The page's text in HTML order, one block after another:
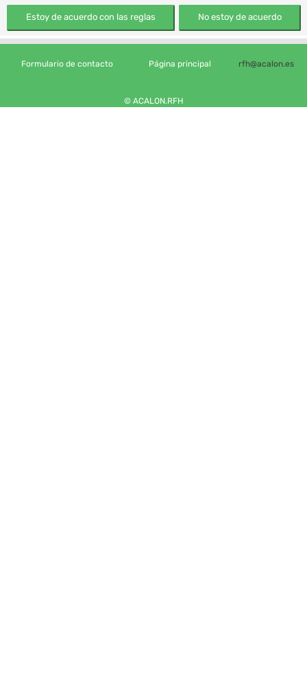
Formulario de contacto Página principal rfh@acalon.es
© ACALON.RFH